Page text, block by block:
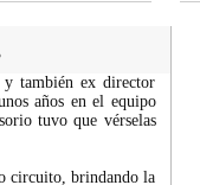
y también ex director
años en el equipo
tuvo que vérselas
circuito, brindando la